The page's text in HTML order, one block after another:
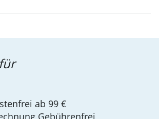
ab 99 €
Gebührenfrei